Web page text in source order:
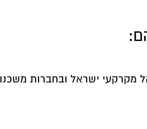
מקרקעי ישראל ובחברות